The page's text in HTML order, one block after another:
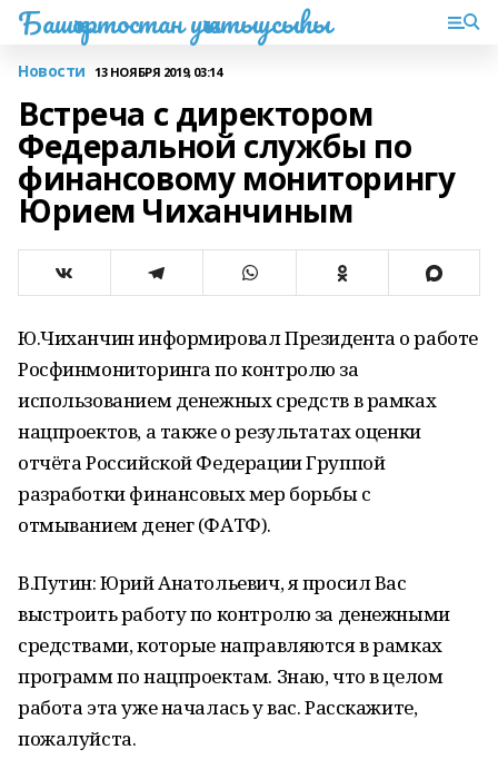
Башҡортостан уҡытыусыһы
Новости 13 НОЯБРЯ 2019, 03:14
Встреча с директором
Федеральной службы по
финансовому мониторингу
Юрием Чиханчиным
Ю.Чиханчин информировал Президента о работе
Росфинмониторинга по контролю за
использованием денежных средств в рамках
нацпроектов, а также о результатах оценки
отчёта Российской Федерации Группой
разработки финансовых мер борьбы с
отмыванием денег (ФАТФ).
В.Путин: Юрий Анатольевич, я просил Вас
выстроить работу по контролю за денежными
средствами, которые направляются в рамках
программ по нацпроектам. Знаю, что в целом
работа эта уже началась у вас. Расскажите,
пожалуйста.